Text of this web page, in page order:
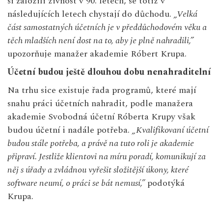
následujících letech chystají do důchodu. „Velká
část samostatných účetních je v předdůchodovém věku a
těch mladších není dost na to, aby je plně nahradili,”
upozorňuje manažer akademie Róbert Krupa.
Účetní budou ještě dlouhou dobu nenahraditelní
Na trhu sice existuje řada programů, které mají
snahu práci účetních nahradit, podle manažera
akademie Svobodná účetní Róberta Krupy však
budou účetní i nadále potřeba. „Kvalifikovaní účetní
budou stále potřeba, a právě na tuto roli je akademie
připraví. Jestliže klientovi na míru poradí, komunikují za
něj s úřady a zvládnou vyřešit složitější úkony, které
software neumí, o práci se bát nemusí,”podotýká
Krupa.